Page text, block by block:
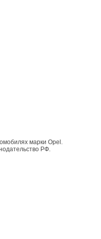
марки Opel.
РФ.